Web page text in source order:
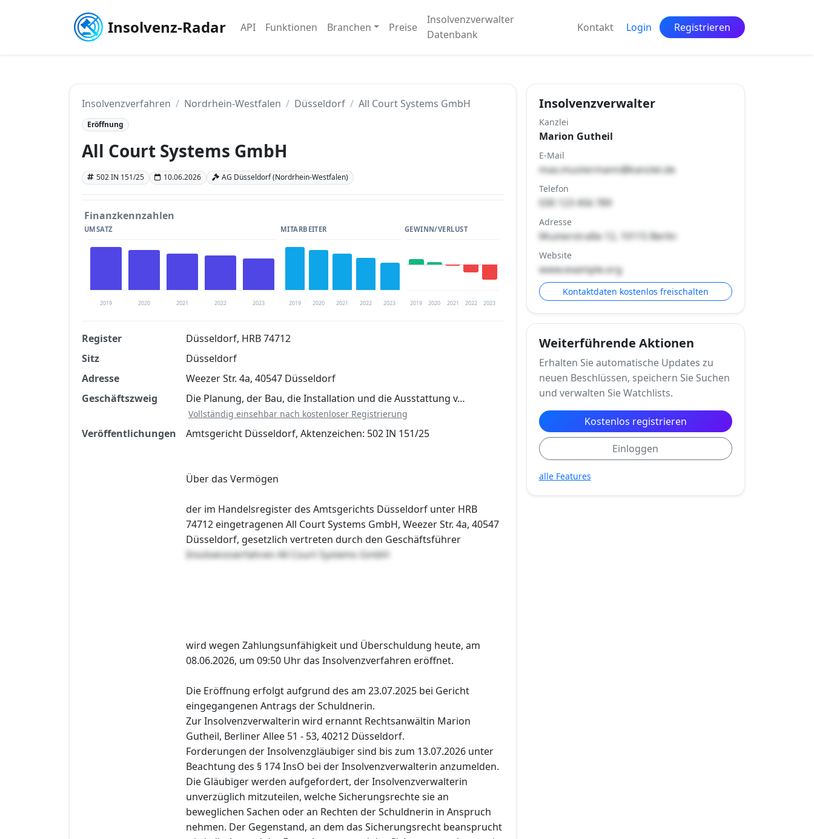
Insolvenz-Radar API Funktionen Branchen Preise
Insolvenzverwalter
Datenbank
Kontakt Login Registrieren
Insolvenzverfahren Nordrhein-Westfalen Düsseldorf All Court Systems GmbH
Eröffnung
All Court Systems GmbH
502 IN 151/25 10.06.2026 AG Düsseldorf (Nordrhein-Westfalen)
Finanzkennzahlen
UMSATZ
2019 2020 2021 2022 2023
MITARBEITER
2019 2020 2021 2022 2023
GEWINN/VERLUST
2019 2020 2021 2022 2023
Finanzkennzahlen nach kostenloser Registrierung verfügbar
Jetzt kostenlos registrieren
Register
Düsseldorf, HRB 74712
Sitz
Düsseldorf
Adresse
Weezer Str. 4a, 40547 Düsseldorf
Geschäftszweig
Die Planung, der Bau, die Installation und die Ausstattung v…
Vollständig einsehbar nach kostenloser Registrierung
Veröffentlichungen Amtsgericht Düsseldorf, Aktenzeichen: 502 IN 151/25
Über das Vermögen
der im Handelsregister des Amtsgerichts Düsseldorf unter HRB
74712 eingetragenen All Court Systems GmbH, Weezer Str. 4a, 40547
Düsseldorf, gesetzlich vertreten durch den Geschäftsführer
Insolvenzverfahren All Court Systems GmbH
wird wegen Zahlungsunfähigkeit und Überschuldung heute, am
08.06.2026, um 09:50 Uhr das Insolvenzverfahren eröffnet.
Die Eröffnung erfolgt aufgrund des am 23.07.2025 bei Gericht
eingegangenen Antrags der Schuldnerin.
Zur Insolvenzverwalterin wird ernannt Rechtsanwältin Marion
Gutheil, Berliner Allee 51 - 53, 40212 Düsseldorf.
Forderungen der Insolvenzgläubiger sind bis zum 13.07.2026 unter
Beachtung des § 174 InsO bei der Insolvenzverwalterin anzumelden.
Die Gläubiger werden aufgefordert, der Insolvenzverwalterin
unverzüglich mitzuteilen, welche Sicherungsrechte sie an
beweglichen Sachen oder an Rechten der Schuldnerin in Anspruch
nehmen. Der Gegenstand, an dem das Sicherungsrecht beansprucht
Insolvenzverwalter
Kanzlei
Marion Gutheil
E-Mail
max.mustermann@kanzlei.de
Telefon
030 123 456 789
Adresse
Musterstraße 12, 10115 Berlin
Website
www.example.org
Kontaktdaten kostenlos freischalten
Weiterführende Aktionen
Erhalten Sie automatische Updates zu
neuen Beschlüssen, speichern Sie Suchen
und verwalten Sie Watchlists.
Kostenlos registrieren
Einloggen
alle Features